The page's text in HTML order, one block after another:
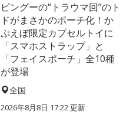
ピングーの“トラウマ回”のト
ドがまさかのポーチ化！か
ぷえぼ限定カプセルトイに
「スマホストラップ」と
「フェイスポーチ」全10種
が登場
全国
2026年8月8日 17:22更新